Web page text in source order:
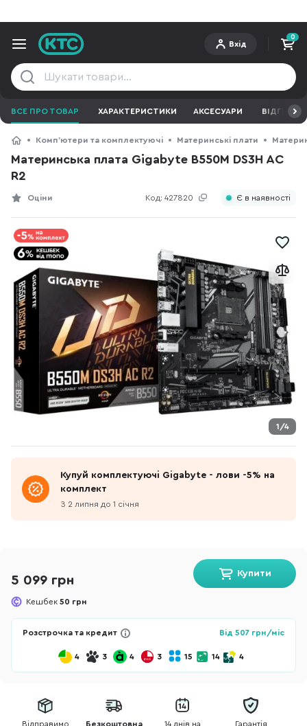
Вхід
0
ВСЕ ПРО ТОВАР ХАРАКТЕРИСТИКИ АКСЕСУАРИ ВІДГУКИ
Компʼютери та комплектуючі Материнські плати
Материнська плата Gigabyte B550M DS3H AC
R2
Код: 427820
Оціни Є в наявності
1/4
Купуй комплектуючі Gigabyte - лови -5% на
комплект
З 2 липня до 1 січня
5 099 грн
Кешбек 50 грн
Купити
Розстрочка та кредит Від 507 грн/міс
4 3 4 3 15 14 4
Відправимо
Безкоштовна
14 днів на
Гарантія